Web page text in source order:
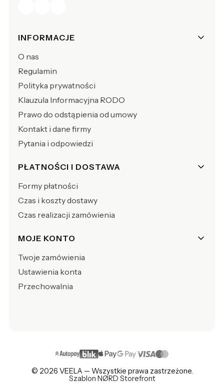
Linki w stopce
INFORMACJE
O nas
Regulamin
Polityka prywatności
Klauzula Informacyjna RODO
Prawo do odstąpienia od umowy
Kontakt i dane firmy
Pytania i odpowiedzi
PŁATNOŚCI I DOSTAWA
Formy płatności
Czas i koszty dostawy
Czas realizacji zamówienia
MOJE KONTO
Twoje zamówienia
Ustawienia konta
Przechowalnia
© 2026 VEELA — Wszystkie prawa zastrzeżone.
Szablon NØRD Storefront